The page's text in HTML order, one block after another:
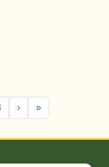
›下一頁
»最後頁